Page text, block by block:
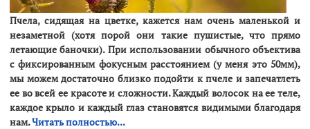
Пчела, сидящая на цветке, кажется нам очень маленькой и
незаметной (хотя порой они такие пушистые, что прямо
летающие баночки). При использовании обычного объектива
с фиксированным фокусным расстоянием (у меня это 50мм),
мы можем достаточно близко подойти к пчеле и запечатлеть
ее во всей ее красоте и сложности. Каждый волосок на ее теле,
каждое крыло и каждый глаз становятся видимыми благодаря
нам.Читать полностью...